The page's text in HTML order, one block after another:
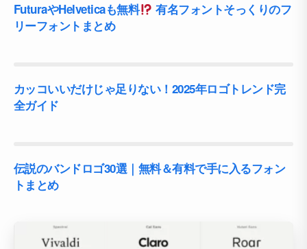
FuturaやHelveticaも無料
有名フォントそっくりのフ
リーフォントまとめ
カッコいいだけじゃ足りない！2025年ロゴトレンド完
全ガイド
伝説のバンドロゴ30選｜無料＆有料で手に入るフォン
トまとめ